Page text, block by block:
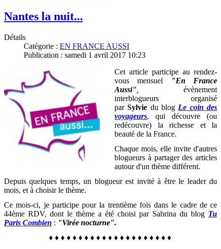
Nantes la nuit...
Détails
Catégorie : EN FRANCE AUSSI
Publication : samedi 1 avril 2017 10:23
Cet article participe au rendez-
vous mensuel
"En France
Aussi"
évènement
interblogueurs organisé
parSylvie du blog Le coin des
voyageurs, qui découvre (ou
redécouvre) la richesse et la
beauté de la France.
Chaque mois, elle invite d'autres
blogueurs à partager des articles
autour d'un thème différent.
Depuis quelques temps, un blogueur est invité à être le leader du
mois, et à choisir le thème.
Ce mois-ci, je participe pour la trentième fois dans le cadre de ce
44ème RDV, dont le thème a été choisi par Sabrina du blog Tu
Paris Combien : "Virée nocturne".
♦ ♦ ♦ ♦ ♦ ♦ ♦ ♦ ♦ ♦ ♦ ♦ ♦ ♦ ♦ ♦ ♦ ♦ ♦ ♦ ♦